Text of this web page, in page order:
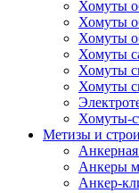
Хомуты
Хомуты
Хомуты
Хомуты
Хомуты
Хомуты
Хомуты-
Метизы и
Анкеры
Анкер-